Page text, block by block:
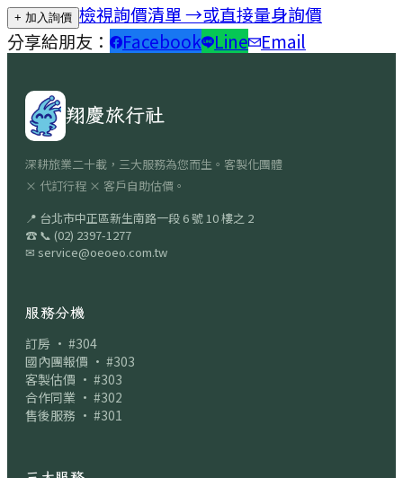
+ 加入詢價 檢視詢價清單 →或直接量身詢價
分享給朋友：
Facebook Line Email
翔慶旅行社
深耕旅業二十載，三大服務為您而生。客製化團體
× 代訂行程 × 客戶自助估價。
📍 台北市中正區新生南路一段 6 號 10 樓之 2
☎ 📞 (02) 2397-1277
✉ service@oeoeo.com.tw
服務分機
訂房 · #304
國內團報價 · #303
客製估價 · #303
合作同業 · #302
售後服務 · #301